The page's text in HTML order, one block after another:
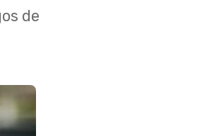
de